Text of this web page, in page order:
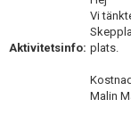
Aktivitetsinfo:
Vi
plats.
Malin